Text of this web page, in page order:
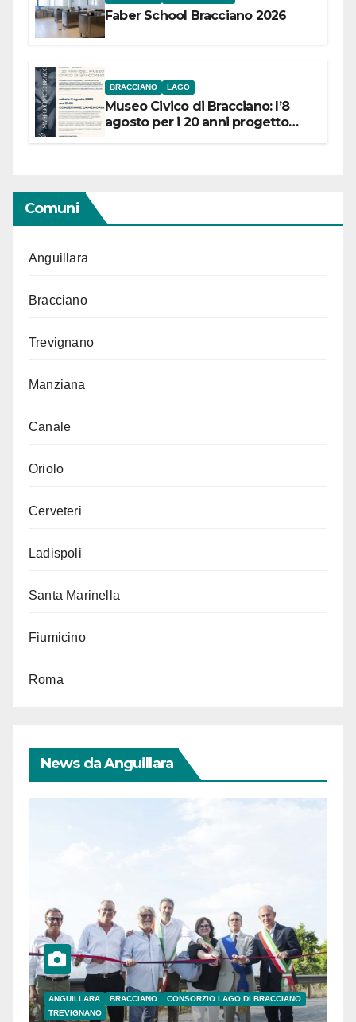
Faber School Bracciano 2026
BRACCIANO LAGO
Museo Civico di Bracciano: l’8
agosto per i 20 anni progetto
Comuni
Anguillara
Bracciano
Trevignano
Manziana
Canale
Oriolo
Cerveteri
Ladispoli
Santa Marinella
Fiumicino
Roma
News da Anguillara
ANGUILLARA BRACCIANO
CONSORZIO LAGO DI BRACCIANO
TREVIGNANO